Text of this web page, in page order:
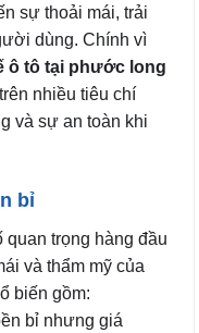
sự thoải mái, trải
dùng. Chính vì
ô tô tại phước long
nhiều tiêu chí
và sự an toàn khi
bỉ
quan trọng hàng đầu
và thẩm mỹ của
biến gồm:
bỉ nhưng giá